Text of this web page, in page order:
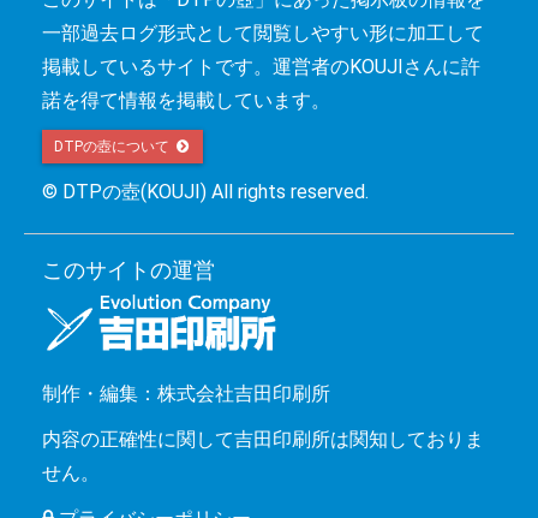
一部過去ログ形式として閲覧しやすい形に加工して
掲載しているサイトです。運営者のKOUJIさんに許
諾を得て情報を掲載しています。
DTPの壺について
© DTPの壺(KOUJI) All rights reserved.
このサイトの運営
制作・編集：株式会社吉田印刷所
内容の正確性に関して吉田印刷所は関知しておりま
せん。